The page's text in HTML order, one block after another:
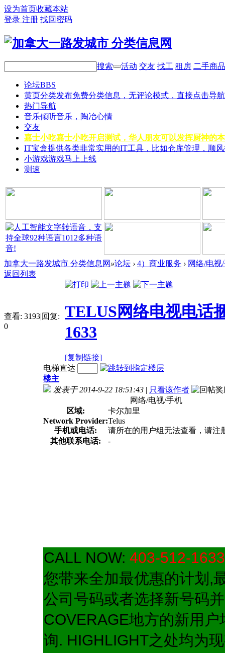
设为首页收藏本站
登录 注册 找回密码
搜索 活动 交友 找工 租房 二手商品
论坛BBS
黄页分类发布免费分类信息，无评论模式，直接点击导
热门导航
音乐倾听音乐，陶冶心情
交友
嘉士小吃嘉士小吃开启测试，华人朋友可以发挥厨神的
IT宝盒提供各类非常实用的IT工具，比如仓库管理，顺
小游戏游戏马上上线
测速
加拿大一路发城市 分类信息网 »论坛 › 4）商业服务 › 网络/电视
返回列表
查看: 3193|回复:
0
TELUS网络电视电话
1633
[复制链接]
电梯直达
楼主
发表于 2014-9-22 18:51:43 | 只看该作者
网络/电视/手机
区域:
卡尔加里
Network Provider:Telus
手机或电话:
请所在的用户组无法查看，请注
其他联系电话:
-
CALL NOW: 403-512-
您带来全加最优惠的计划,
公司号码或者选择新号码
COVERAGE地方的新用
询. HIGHLIGHT之处均为